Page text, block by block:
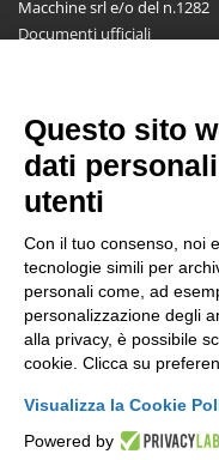
Macchine srl e/o del n.1282
Documenti ufficiali
NEWSLETTER
Resta aggiornato
Cliccando su Iscriviti
Questo sito
dati
utenti
Con il tuo consenso, noi
tecnologie simili per
personali come, ad
personalizzazione degli
alla privacy, è possibile
cookie. Clicca su
Visualizza la Cookie
Powered by